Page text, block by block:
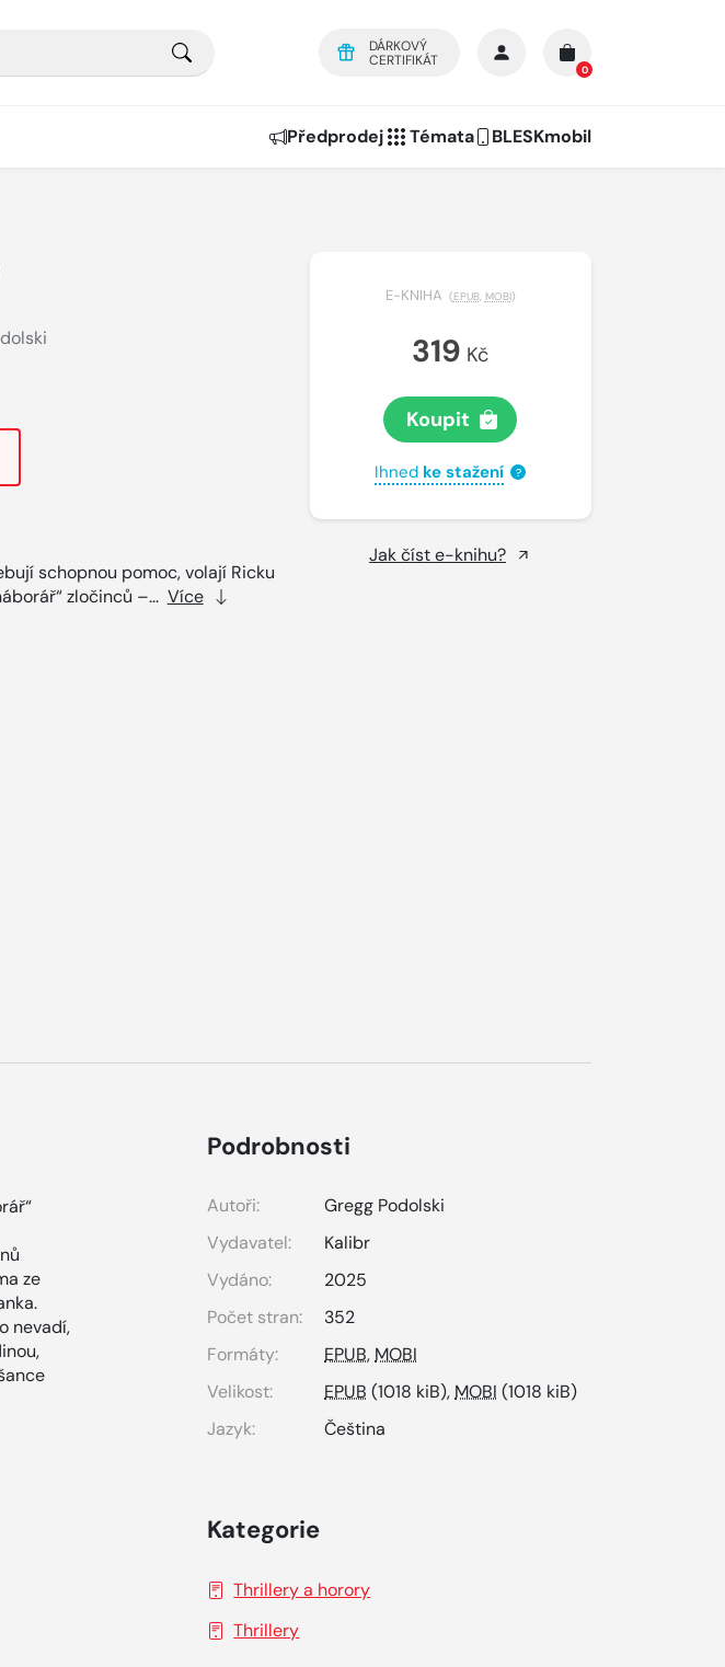
DÁRKOVÝ
CERTIFIKÁT
0
Předprodej Témata BLESKmobil
schopnou pomoc, volají Ricku
zločinců –... Více
E-KNIHA (EPUB, MOBI)
319 Kč
Koupit
Ihned ke stažení ?
Jak číst e-knihu?
ze
nevadí,
Podrobnosti
Autoři:
Gregg Podolski
Vydavatel:
Kalibr
Vydáno:
2025
Počet stran:
352
Formáty:
EPUB, MOBI
Velikost:
EPUB (1018 kiB), MOBI (1018 kiB)
Jazyk:
Čeština
Kategorie
Thrillery a horory
Thrillery